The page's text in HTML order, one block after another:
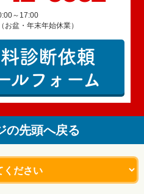
～17:00
お盆・年末年始休業）
診断依頼
ルフォーム
の先頭へ戻る